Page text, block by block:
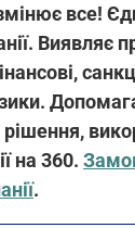
все!
Виявляє
рішення,
на 360.
.